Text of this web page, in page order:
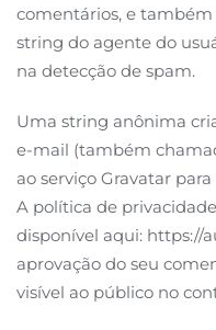
comentários, e
string do agente do
na detecção de spam.
Uma string anônima
e-mail (também
ao serviço Gravatar
A política de
disponível aqui: https://
aprovação do seu
visível ao público no